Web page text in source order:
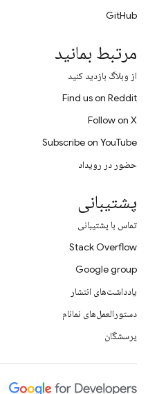
GitHub
مرتبط بمانید
از وبلاگ بازدید کنید
Find us on Reddit
Follow on X
Subscribe on YouTube
حضور در رویداد
پشتیبانی
تماس با پشتیبانی
Stack Overflow
Google group
یادداشت‌های انتشار
دستورالعمل‌های نمانام
پرسشگان